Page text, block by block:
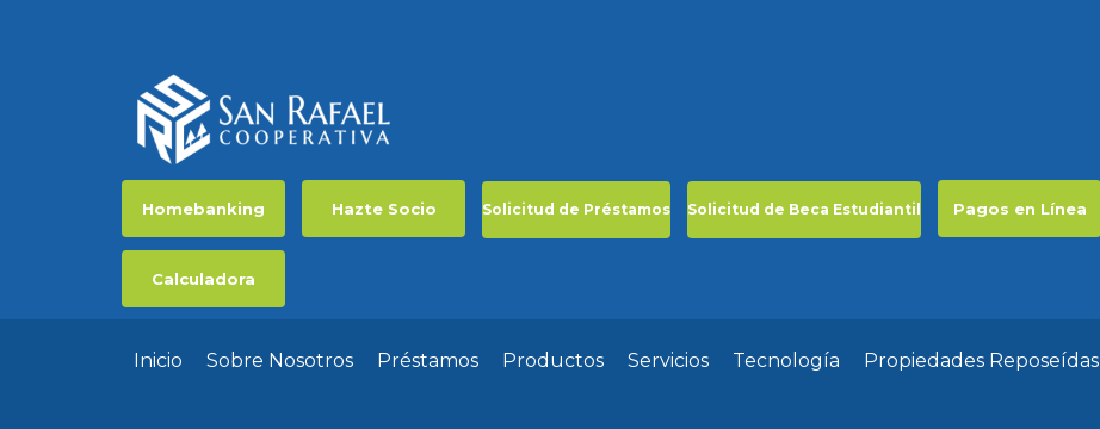
Homebanking Hazte Socio Solicitud de Préstamos Solicitud de Beca Estudiantil Pagos en Línea
Calculadora
Inicio Sobre Nosotros Préstamos Productos Servicios Tecnología Propiedades Reposeídas